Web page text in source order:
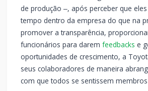
de produção ‒, após perceber que
tempo dentro da empresa do que na
promover a transparência,
funcionários para darem feedbacks e
oportunidades de crescimento, a
seus colaboradores de maneira
com que todos se sentissem